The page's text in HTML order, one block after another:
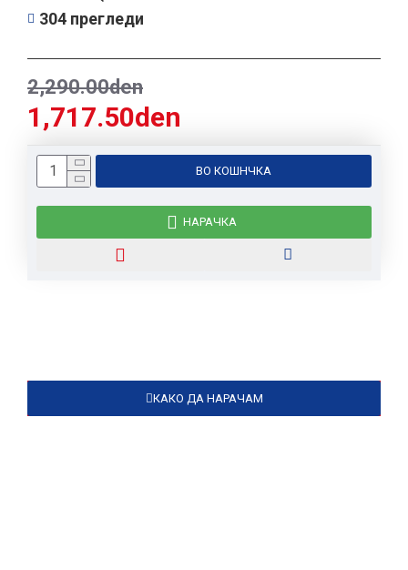
2,290.00den
1,717.50den
304 прегледи
ВО КОШНЧКА
НАРАЧКА
КАКО ДА НАРАЧАМ